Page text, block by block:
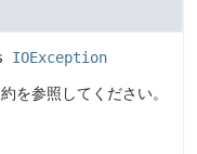
IOException
を参照してください。